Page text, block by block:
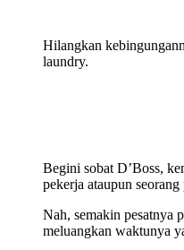
Hilangkan
laundry.
Begini sobat D’Boss,
pekerja ataupun
Nah, semakin pesatnya
meluangkan waktunya